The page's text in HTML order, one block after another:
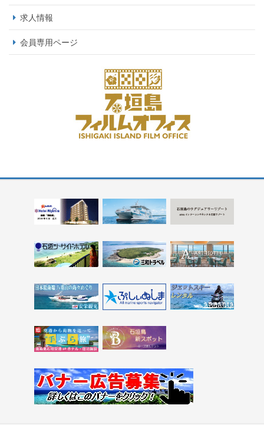
求人情報
会員専用ページ